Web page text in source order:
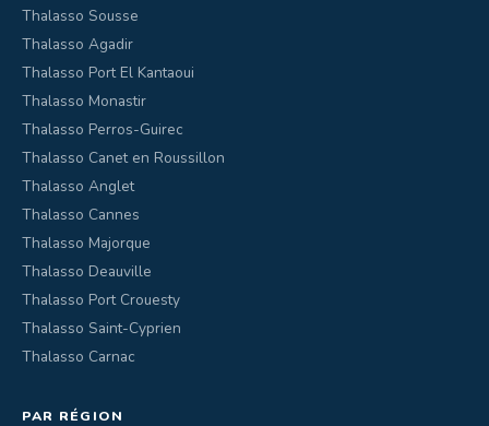
Thalasso Sousse
Thalasso Agadir
Thalasso Port El Kantaoui
Thalasso Monastir
Thalasso Perros-Guirec
Thalasso Canet en Roussillon
Thalasso Anglet
Thalasso Cannes
Thalasso Majorque
Thalasso Deauville
Thalasso Port Crouesty
Thalasso Saint-Cyprien
Thalasso Carnac
PAR RÉGION